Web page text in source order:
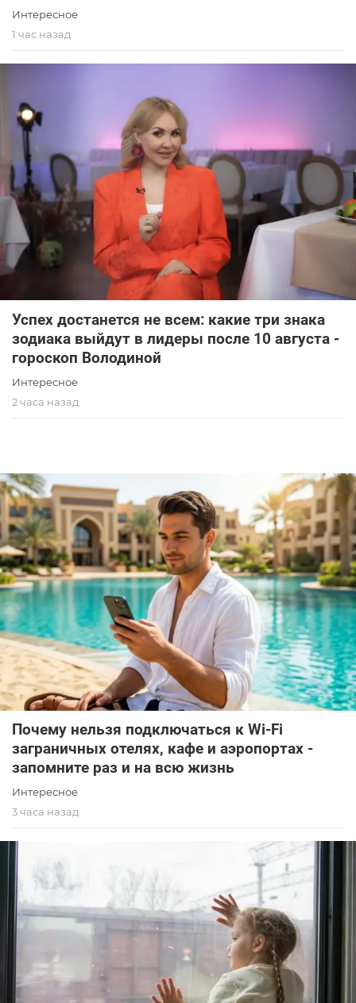
Интересное
1 час назад
Успех достанется не всем: какие три знака
зодиака выйдут в лидеры после 10 августа -
гороскоп Володиной
Интересное
2 часа назад
Почему нельзя подключаться к Wi-Fi
заграничных отелях, кафе и аэропортах -
запомните раз и на всю жизнь
Интересное
3 часа назад